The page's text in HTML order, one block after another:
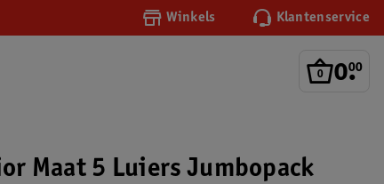
Winkels Klantenservice
0.
00
Maat 5 Luiers Jumbopack